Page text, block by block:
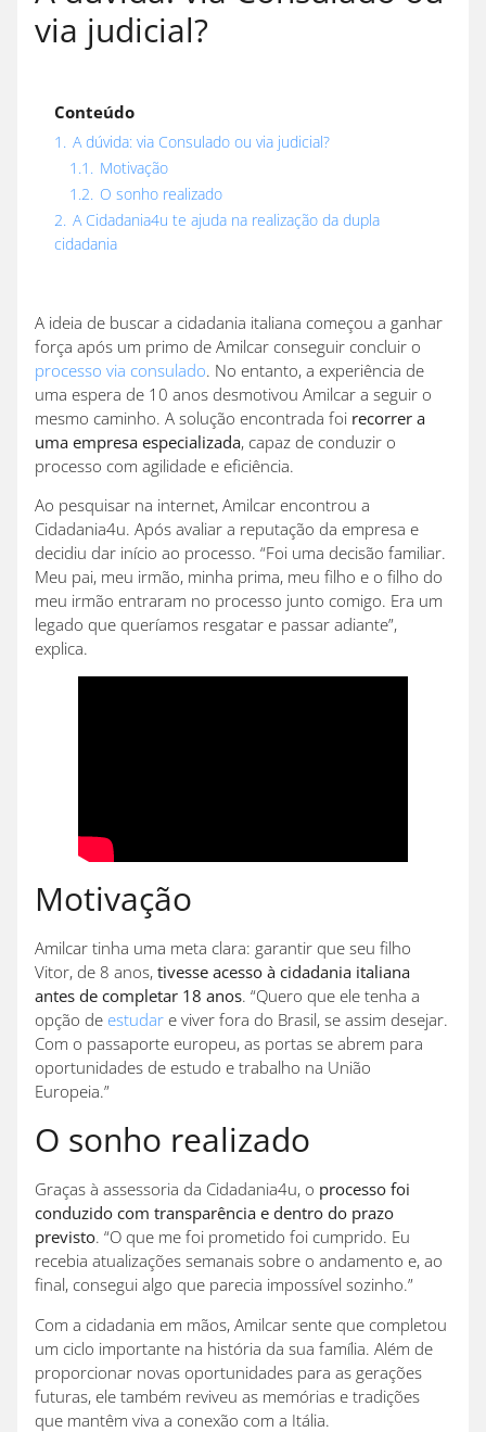
via judicial?
Conteúdo
1. A dúvida: via Consulado ou via judicial?
1.1. Motivação
1.2. O sonho realizado
2. A Cidadania4u te ajuda na realização da dupla
cidadania
A ideia de buscar a cidadania italiana começou a ganhar
força após um primo de Amilcar conseguir concluir o
processo via consulado. No entanto, a experiência de
uma espera de 10 anos desmotivou Amilcar a seguir o
mesmo caminho. A solução encontrada foi recorrer a
uma empresa especializada, capaz de conduzir o
processo com agilidade e eficiência.
Ao pesquisar na internet, Amilcar encontrou a
Cidadania4u. Após avaliar a reputação da empresa e
decidiu dar início ao processo. “Foi uma decisão familiar.
Meu pai, meu irmão, minha prima, meu filho e o filho do
meu irmão entraram no processo junto comigo. Era um
legado que queríamos resgatar e passar adiante”,
explica.
Motivação
Amilcar tinha uma meta clara: garantir que seu filho
Vitor, de 8 anos, tivesse acesso à cidadania italiana
antes de completar 18 anos. “Quero que ele tenha a
opção de estudar e viver fora do Brasil, se assim desejar.
Com o passaporte europeu, as portas se abrem para
oportunidades de estudo e trabalho na União
Europeia.”
O sonho realizado
Graças à assessoria da Cidadania4u, o processo foi
conduzido com transparência e dentro do prazo
previsto. “O que me foi prometido foi cumprido. Eu
recebia atualizações semanais sobre o andamento e, ao
final, consegui algo que parecia impossível sozinho.”
Com a cidadania em mãos, Amilcar sente que completou
um ciclo importante na história da sua família. Além de
proporcionar novas oportunidades para as gerações
futuras, ele também reviveu as memórias e tradições
que mantêm viva a conexão com a Itália.